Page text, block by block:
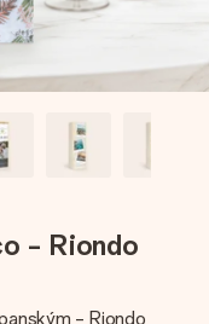
- Riondo
- Riondo